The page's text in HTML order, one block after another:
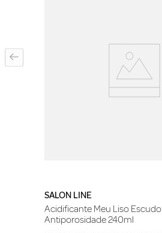
SALON LINE
Acidificante Meu Liso Escudo
Antiporosidade 240ml